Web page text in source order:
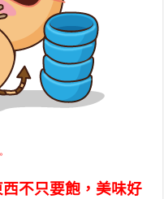
不只要飽，美味好